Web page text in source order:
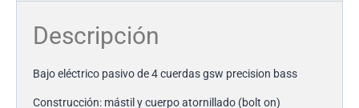
Descripción
Bajo eléctrico pasivo de 4 cuerdas gsw precision bass
Construcción: mástil y cuerpo atornillado (bolt on)